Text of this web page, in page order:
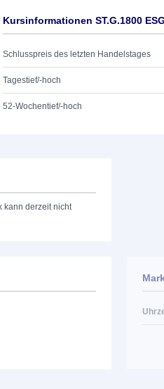
Kursinformationen ST.G.1800
Schlusspreis des letzten Handelstages
Tagestief/-hoch
52-Wochentief/-hoch
kann derzeit nicht